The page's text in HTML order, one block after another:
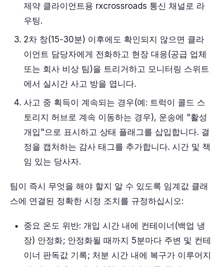
제약 클라이언트용 rxcrossroads 통신 채널로 라
우팅.
2차 창(15-30분) 이후에도 확인되지 않으면 클라
이언트 담당자에게 전화하고 현장 대응(공급 업체
또는 회사 비상 팀)을 트리거하고 모니터링 스위트
에서 실시간 사고 방을 엽니다.
사고 중 획득이 계속되는 경우(예: 트럭이 콜드 스
토리지 허브로 계속 이동하는 경우), 운송에 "활성
개입"으로 표시하고 상태 플래그를 삽입합니다. 결
정을 캡처하는 감사 태그를 추가합니다. 시간 및 책
임 있는 당사자.
팀이 즉시 무엇을 해야 할지 알 수 있도록 임계값 클래
스에 연결된 정확한 시정 조치를 규정하십시오:
중요 온도 위반: 개입 시간 내에 컨테이너(백업 냉
장) 안정화; 안정화될 때까지 5분마다 주변 및 컨테
이너 판독값 기록; 처분 시간 내에 복구가 이루어지